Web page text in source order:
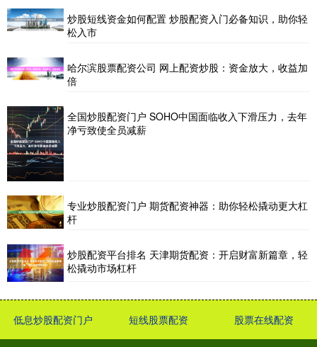
炒股短线资金如何配置 炒股配资入门必备知识，助你轻
松入市
哈尔滨股票配资公司 网上配资炒股：资金放大，收益加
倍
全国炒股配资门户 SOHO中国面临收入下滑压力，去年
净亏致使全员减薪
专业炒股配资门户 期货配资神器：助你轻松撬动更大杠
杆
炒股配资平台排名 天津期货配资：开启财富新篇章，轻
松撬动市场杠杆
低息炒股配资门户 短线股票配资 股票在线配资